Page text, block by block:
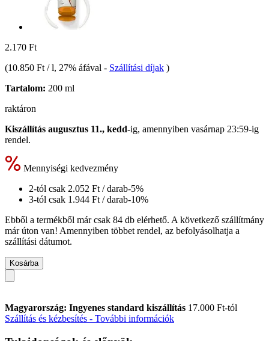
2.170 Ft
(10.850 Ft / l, 27% áfával - Szállítási díjak )
Tartalom: 200 ml
raktáron
Kiszállítás augusztus 11., kedd-ig, amennyiben vasárnap 23:59-ig
rendel.
Mennyiségi kedvezmény
2-tól csak 2.052 Ft / darab-5%
3-tól csak 1.944 Ft / darab-10%
Ebből a termékből már csak 84 db elérhető. A következő szállítmány
már úton van! Amennyiben többet rendel, az befolyásolhatja a
szállítási dátumot.
Kosárba
Magyarország: Ingyenes standard kiszállítás 17.000 Ft-tól
Szállítás és kézbesítés - További információk